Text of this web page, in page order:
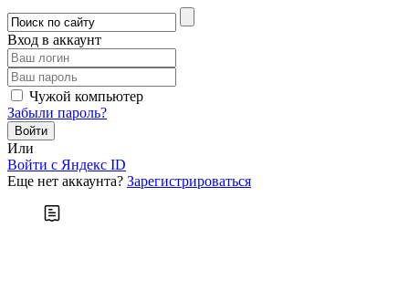
Вход в аккаунт
Чужой компьютер
Забыли пароль?
Или
Войти c Яндекс ID
Еще нет аккаунта? Зарегистрироваться